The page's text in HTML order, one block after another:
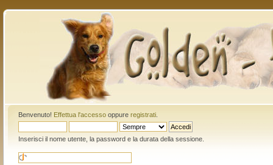
Benvenuto! Effettua l'accessooppure registrati.
Inserisci il nome utente, la password e la durata della sessione.